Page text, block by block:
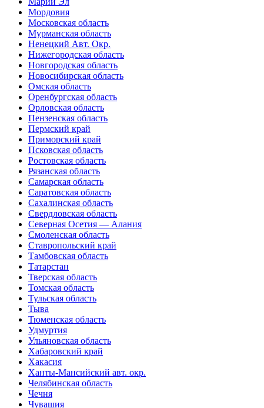
Мордовия
Московская область
Мурманская область
Ненецкий Авт. Окр.
Нижегородская область
Новгородская область
Новосибирская область
Омская область
Оренбургская область
Орловская область
Пензенская область
Пермский край
Приморский край
Псковская область
Ростовская область
Рязанская область
Самарская область
Саратовская область
Сахалинская область
Свердловская область
Северная Осетия — Алания
Смоленская область
Ставропольский край
Тамбовская область
Татарстан
Тверская область
Томская область
Тульская область
Тыва
Тюменская область
Удмуртия
Ульяновская область
Хабаровский край
Хакасия
Ханты-Мансийский авт. окр.
Челябинская область
Чечня
Чувашия